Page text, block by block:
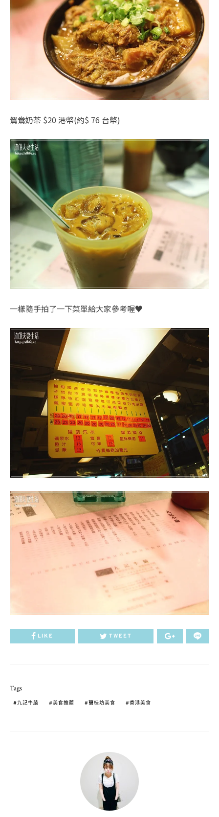
鴛鴦奶茶 $20 港幣(約$ 76 台幣)
一樣隨手拍了一下菜單給大家參考喔♥
LIKE TWEET
Tags
九記牛腩 美食推薦 蘭桂坊美食 香港美食